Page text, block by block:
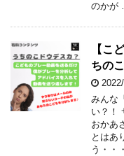
のかが
【こ
ちの
みんな
い？！
おかあ
とはあ
う・・